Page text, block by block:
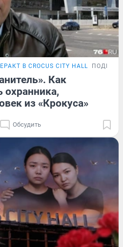
В CROCUS CITY HALL
Как
из «Крокуса»
Обсудить